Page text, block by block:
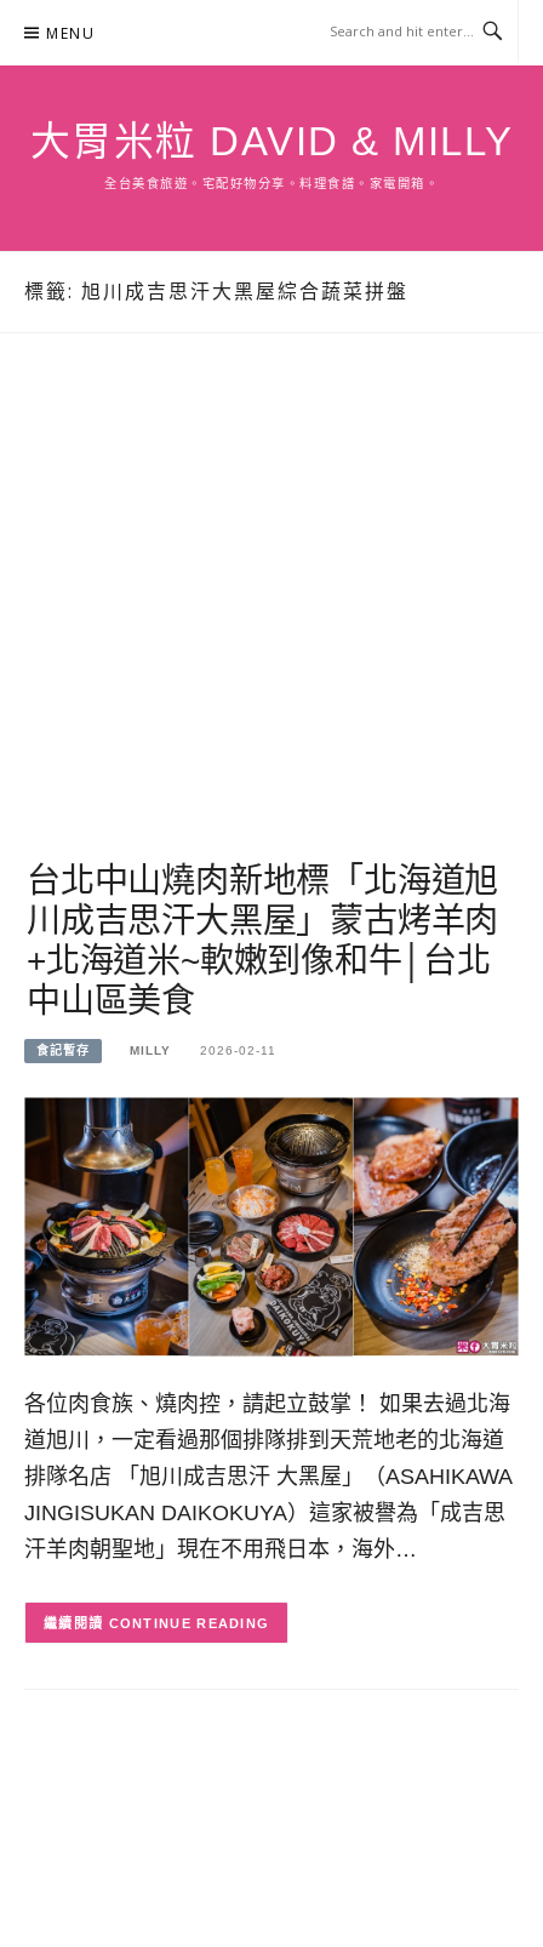
content
MENU
大胃米粒 DAVID & MILLY
全台美食旅遊。宅配好物分享。料理食譜。家電開箱。
標籤: 旭川成吉思汗大黑屋綜合蔬菜拼盤
台北中山燒肉新地標「北海道旭
川成吉思汗大黑屋」蒙古烤羊肉
+北海道米~軟嫩到像和牛│台北
中山區美食
食記暫存 MILLY 2026-02-11
各位肉食族、燒肉控，請起立鼓掌！ 如果去過北海
道旭川，一定看過那個排隊排到天荒地老的北海道
排隊名店 「旭川成吉思汗 大黑屋」（ASAHIKAWA
JINGISUKAN DAIKOKUYA）這家被譽為「成吉思
汗羊肉朝聖地」現在不用飛日本，海外…
CONTINUE READING